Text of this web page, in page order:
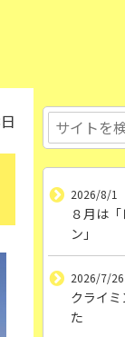
2026/8/1
８月は
ン」
2026/7/26
クライ
た